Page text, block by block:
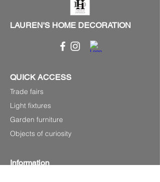
LAUREN'S HOME DECORATION
QUICK ACCESS
Trade fairs
Light fixtures
Garden furniture
Objects of curiosity
Information